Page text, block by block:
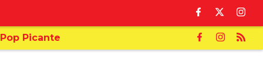
Picante